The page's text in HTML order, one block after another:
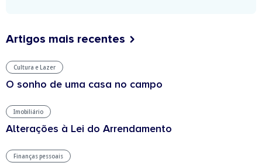
Artigos mais recentes
Cultura e Lazer
O sonho de uma casa no campo
Imobiliário
Alterações à Lei do Arrendamento
Finanças pessoais